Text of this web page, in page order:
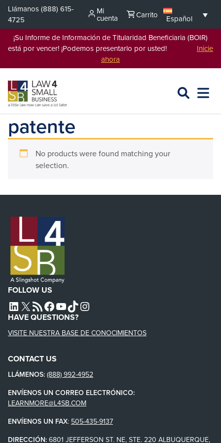
Saltar
contenido
Llámanos(888) 615-
4725
Mi
cuenta Carrito
Español
¡Su Informe de Información de Titularidad Beneficiaria (BOIR)
está por vencer! ¡Podemos presentarlo por usted! Inicie
ahora
BUSCAR
L4SB
ABRIR
patente
No products were found matching your
selection.
FOLLOW US
L4SB LINKEDIN
X L4SB RSS FEEDL4SB FACEBOOK
L4SB YOUTUBE
TIKTOKINSTAGRAM
HAVE QUESTIONS?
VISITE NUESTRA BASE DE CONOCIMIENTOS
CONTACT US
LLÁMENOS: (888) 992-4952
ENVÍENOS UN CORREO ELECTRÓNICO:
LEARNMORE@L4SB.COM
ENVÍENOS UN FAX: 505-435-9137
DIRECCIÓN: 6801 JEFFERSON ST. NE, STE. 220 ALBUQUERQUE,